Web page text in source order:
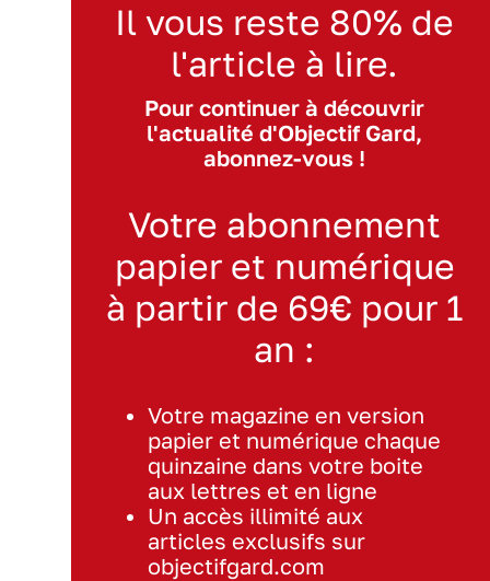
Il vous reste 80% de
l'article à lire.
Pour continuer à découvrir
l'actualité d'Objectif Gard,
abonnez-vous !
Votre abonnement
papier et numérique
à partir de 69€ pour 1
an :
Votre magazine en version
papier et numérique chaque
quinzaine dans votre boite
aux lettres et en ligne
Un accès illimité aux
articles exclusifs sur
objectifgard.com